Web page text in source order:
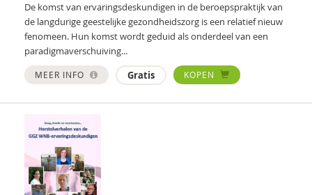
Rutgers Expertisecentrum Seksualiteit
Minne Fekkes
Maartje Gardeniers
Irene Geerts
Bram Geurkink
Liesbeth Geuze
De komst van ervaringsdeskundigen in de beroepspraktijk van
de langdurige geestelijke gezondheidszorg is een relatief nieuw
fenomeen. Hun komst wordt geduid als onderdeel van een
paradigmaverschuiving...
MEER INFO Gratis KOPEN